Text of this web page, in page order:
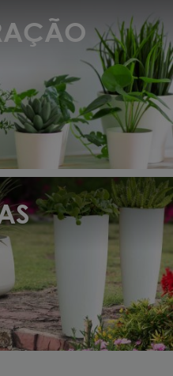
(17)
(10)